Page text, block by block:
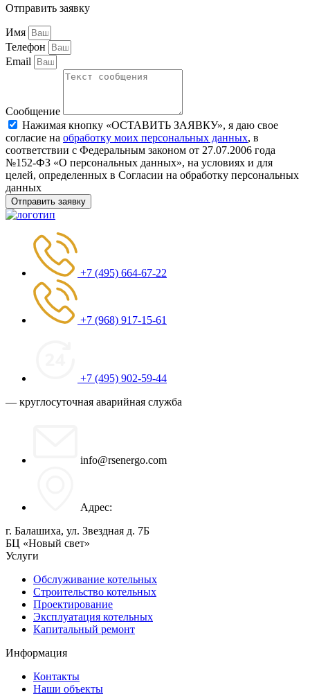
Отправить заявку
Имя
Телефон
Email
Сообщение
Нажимая кнопку «ОСТАВИТЬ ЗАЯВКУ», я даю свое
согласие на обработку моих персональных данных, в
соответствии с Федеральным законом от 27.07.2006 года
№152-ФЗ «О персональных данных», на условиях и для
целей, определенных в Согласии на обработку персональных
данных
Отправить заявку
+7 (495) 664-67-22
+7 (968) 917-15-61
+7 (495) 902-59-44
— круглосуточная аварийная служба
info@rsenergo.com
Адрес:
г. Балашиха, ул. Звездная д. 7Б
БЦ «Новый свет»
Услуги
Обслуживание котельных
Строительство котельных
Проектирование
Эксплуатация котельных
Капитальный ремонт
Информация
Контакты
Наши объекты